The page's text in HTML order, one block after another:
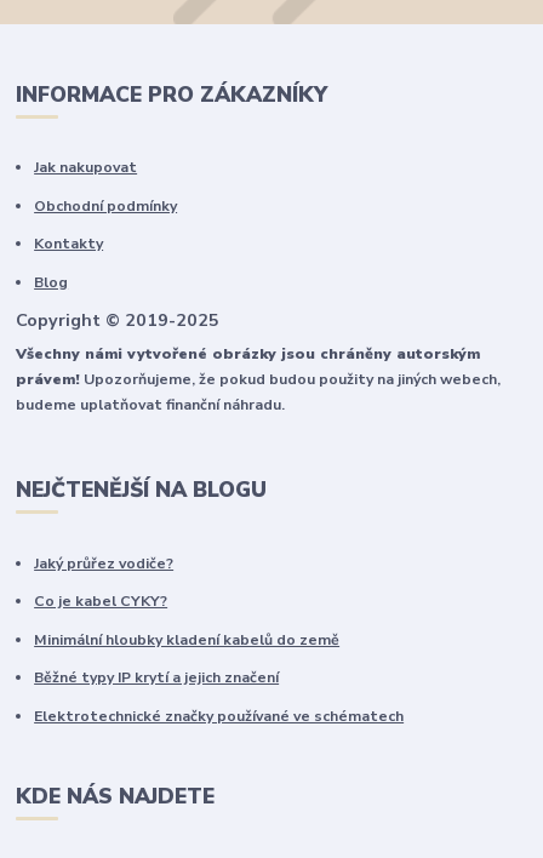
INFORMACE PRO ZÁKAZNÍKY
Jak nakupovat
Obchodní podmínky
Kontakty
Blog
Copyright © 2019-2025
Všechny námi vytvořené obrázky jsou chráněny autorským
právem! Upozorňujeme, že pokud budou použity na jiných webech,
budeme uplatňovat finanční náhradu.
NEJČTENĚJŠÍ NA BLOGU
Jaký průřez vodiče?
Co je kabel CYKY?
Minimální hloubky kladení kabelů do země
Běžné typy IP krytí a jejich značení
Elektrotechnické značky používané ve schématech
KDE NÁS NAJDETE